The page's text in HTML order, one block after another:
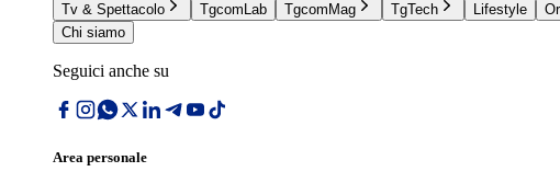
Tv & Spettacolo
TgcomLab TgcomMag TgTech Lifestyle
Chi siamo
Seguici anche su
Area personale